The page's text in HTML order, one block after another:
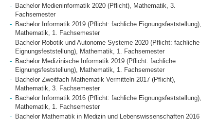
Bachelor Medieninformatik 2020 (Pflicht), Mathematik, 3.
Fachsemester
Bachelor Informatik 2019 (Pflicht: fachliche Eignungsfeststellung),
Mathematik, 1. Fachsemester
Bachelor Robotik und Autonome Systeme 2020 (Pflicht: fachliche
Eignungsfeststellung), Mathematik, 1. Fachsemester
Bachelor Medizinische Informatik 2019 (Pflicht: fachliche
Eignungsfeststellung), Mathematik, 1. Fachsemester
Bachelor Zweitfach Mathematik Vermitteln 2017 (Pflicht),
Mathematik, 3. Fachsemester
Bachelor Informatik 2016 (Pflicht: fachliche Eignungsfeststellung),
Mathematik, 1. Fachsemester
Bachelor Mathematik in Medizin und Lebenswissenschaften 2016